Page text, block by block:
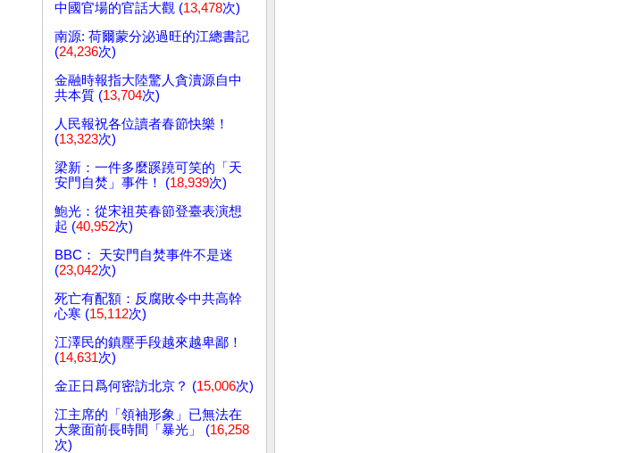
中國官場的官話大觀 (13,478次)
南源: 荷爾蒙分泌過旺的江總書記
(24,236次)
金融時報指大陸驚人貪瀆源自中
共本質 (13,704次)
人民報祝各位讀者春節快樂！
(13,323次)
梁新：一件多麼蹊蹺可笑的「天
安門自焚」事件！ (18,939次)
鮑光：從宋祖英春節登臺表演想
起 (40,952次)
BBC： 天安門自焚事件不是迷
(23,042次)
死亡有配額：反腐敗令中共高幹
心寒 (15,112次)
江澤民的鎮壓手段越來越卑鄙！
(14,631次)
金正日爲何密訪北京？ (15,006次)
江主席的「領袖形象」已無法在
大衆面前長時間「暴光」 (16,258
次)